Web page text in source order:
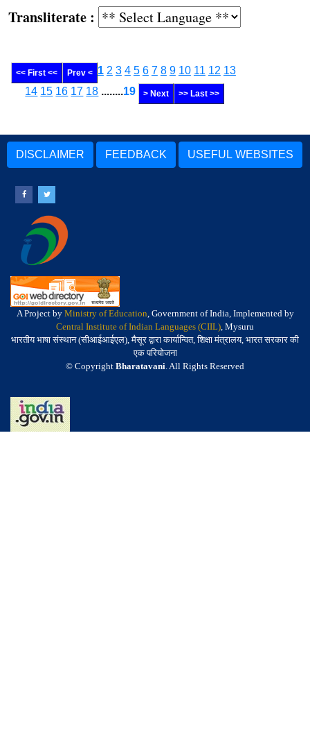
:
<< First << Prev < 1 2 3 4 5 6 7 8 9 10 11 12 13
14 15 16 17 18 ........19 > Next >> Last >>
DISCLAIMER FEEDBACK USEFUL WEBSITES
A Project by Ministry of Education, Government of India, Implemented by
Central Institute of Indian Languages (CIIL), Mysuru
भारतीय भाषा संस्थान (सीआईआईएल), मैसूर द्वारा कार्यान्वित, शिक्षा मंत्रालय, भारत सरकार की
एक परियोजना
© Copyright Bharatavani. All Rights Reserved